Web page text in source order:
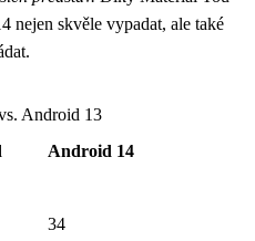
nejen skvěle vypadat, ale také
Android 13
Android 14
34